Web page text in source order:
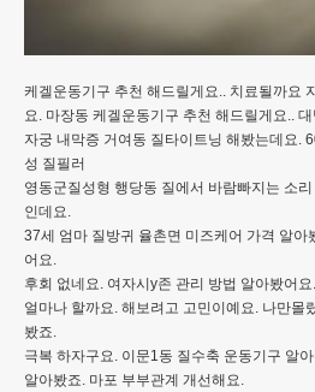
케겔운동기구 추천 해드릴게요.. 치료될까요
요. 마장동 케겔운동기구 추천 해드릴게요..
자궁 내막증 거여동 질타이트닝 해봤는데요.
성 질필러
영동군질성형 행당동 질에서 바람빠지는 소
인데요.
37세 엄마 질방귀 율촌면 미즈케어 가격 알아
어요.
후회 없네요. 여자시y존 관리 방법 알아봤어
얼마나 할까요. 해보려고 고민이예요. 나만몰
봤죠.
극복 하자구요. 이문1동 질수축 운동기구 알
알아봤죠. 마포 부부관계 개선해요.